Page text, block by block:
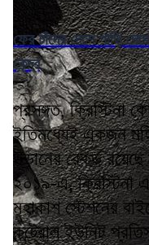
ফের চাঁদের দেশে পাড়ি
কেন্দ্র
প্রসঙ্গত, ক্রিস্টিনা
ইতিমধ্যেই একজন
উড়ানের রেকর্ড
২০১৯-এ, ক্রিস্টিনা
মহাকাশ স্টেশনের
কন্ট্রোল ইউনিট